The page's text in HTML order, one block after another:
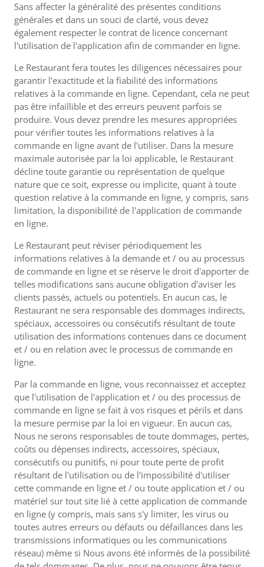
Sans affecter la généralité des présentes conditions
générales et dans un souci de clarté, vous devez
également respecter le contrat de licence concernant
l'utilisation de l'application afin de commander en ligne.
Le Restaurant fera toutes les diligences nécessaires pour
garantir l'exactitude et la fiabilité des informations
relatives à la commande en ligne. Cependant, cela ne peut
pas être infaillible et des erreurs peuvent parfois se
produire. Vous devez prendre les mesures appropriées
pour vérifier toutes les informations relatives à la
commande en ligne avant de l'utiliser. Dans la mesure
maximale autorisée par la loi applicable, le Restaurant
décline toute garantie ou représentation de quelque
nature que ce soit, expresse ou implicite, quant à toute
question relative à la commande en ligne, y compris, sans
limitation, la disponibilité de l'application de commande
en ligne.
Le Restaurant peut réviser périodiquement les
informations relatives à la demande et / ou au processus
de commande en ligne et se réserve le droit d'apporter de
telles modifications sans aucune obligation d'aviser les
clients passés, actuels ou potentiels. En aucun cas, le
Restaurant ne sera responsable des dommages indirects,
spéciaux, accessoires ou consécutifs résultant de toute
utilisation des informations contenues dans ce document
et / ou en relation avec le processus de commande en
ligne.
Par la commande en ligne, vous reconnaissez et acceptez
que l'utilisation de l'application et / ou des processus de
commande en ligne se fait à vos risques et périls et dans
la mesure permise par la loi en vigueur. En aucun cas,
Nous ne serons responsables de toute dommages, pertes,
coûts ou dépenses indirects, accessoires, spéciaux,
consécutifs ou punitifs, ni pour toute perte de profit
résultant de l'utilisation ou de l'impossibilité d'utiliser
cette commande en ligne et / ou toute application et / ou
matériel sur tout site lié à cette application de commande
en ligne (y compris, mais sans s'y limiter, les virus ou
toutes autres erreurs ou défauts ou défaillances dans les
transmissions informatiques ou les communications
réseau) même si Nous avons été informés de la possibilité